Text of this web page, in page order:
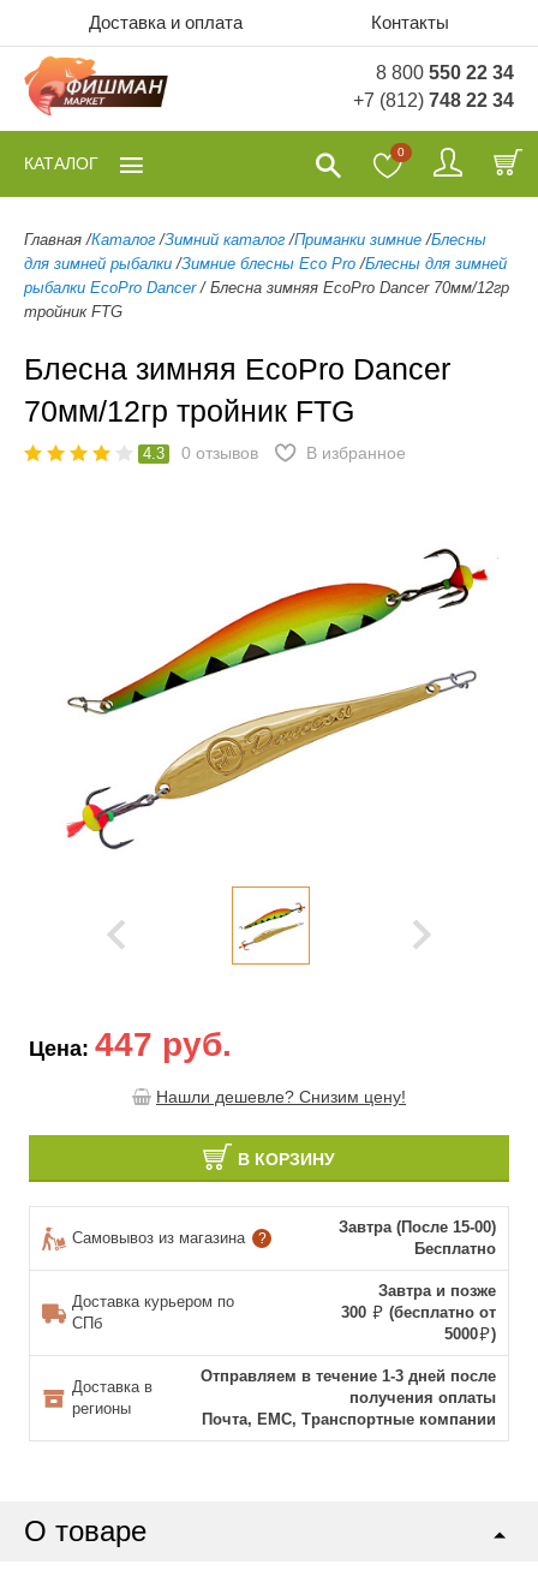
Доставка и оплата Контакты
8 800 550 22 34
+7 (812) 748 22 34
0
КАТАЛОГ
Главная /Каталог /Зимний каталог /Приманки зимние /Блесны
для зимней рыбалки /Зимние блесны Eco Pro /Блесны для зимней
рыбалки EcoPro Dancer / Блесна зимняя EcoPro Dancer 70мм/12гр
тройник FTG
Блесна зимняя EcoPro Dancer
70мм/12гр тройник FTG
4.3 0 отзывов В избранное
Цена: 447 руб.
Нашли дешевле? Снизим цену!
В КОРЗИНУ
Самовывоз из магазина ?
Завтра (После 15-00)
Бесплатно
Доставка курьером по
СПб
Завтра и позже
300
(бесплатно от
5000
)
Доставка в
регионы
Отправляем в течение 1-3 дней после
получения оплаты
Почта, ЕМС, Транспортные компании
О товаре